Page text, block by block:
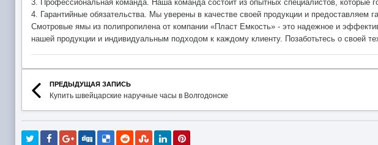
3. Профессиональная команда. Наша команда состоит из опытных специалистов, которые
4. Гарантийные обязательства. Мы уверены в качестве своей продукции и предоставляем
Смотровые ямы из полипропилена от компании «Пласт Емкость» - это надежное и
нашей продукции и индивидуальным подходом к каждому клиенту. Позаботьтесь о
ПРЕДЫДУЩАЯ ЗАПИСЬ
Купить швейцарские наручные часы в Волгодонске